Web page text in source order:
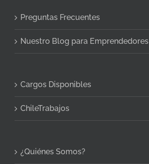
Preguntas Frecuentes
Nuestro Blog para Emprendedores
Cargos Disponibles
ChileTrabajos
¿Quiénes Somos?